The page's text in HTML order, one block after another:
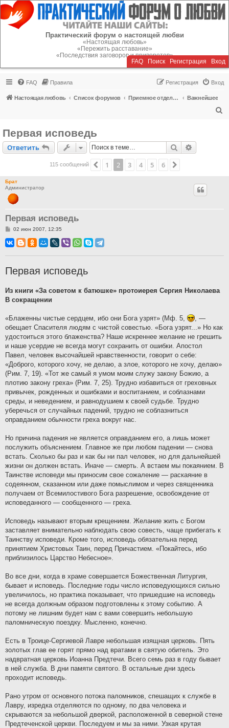
Регистрация
Практический форум о настоящей любви
«Настоящая любовь»
«Пережить расставание»
«Последствия заговоров и приворотов»
FAQ Поиск Регистрация Вход
FAQ Правила Вход
Регистрация
Настоящая любовь Список форумов Приемное отделение
Важнейшее
Первая исповедь
Ответить
Ответить Поиск
115 сообщений Пред.
1 2 3 4 5 6
Брат
Администратор
Первая исповедь
С
о
б
и
02 июн 2007, 12:35
Первая исповедь
Из книги «За советом к батюшке» протоиерея Сергия Николаева
В сокращении
«Блаженны чистые сердцем, ибо они Бога узрят» (Мф. 5,
, —
обещает Спасителя людям с чистой совестью. «Бога узрят...» Но как
удостоиться этого блаженства? Наше искреннее желание не грешить
и наше усердие не всегда могут сохранить от ошибки. Апостол
Павел, человек высочайшей нравственности, говорит о себе:
«Доброго, которого хочу, не делаю, а злое, которого не хочу, делаю»
(Рим. 7, 19). «Тот же самый я умом моим служу закону Божию, а
плотию закону греха» (Рим. 7, 25). Трудно избавиться от греховных
привычек, рожденных и ошибками и воспитанием, и соблазнами
среды, и неведением, и равнодушием к своей судьбе. Трудно
уберечься от случайных падений, трудно не соблазниться
оправданием обычности греха вокруг нас.
Но причина падения не является оправданием его, а лишь может
послужить объяснением. Главное же при любом падении — снова
встать. Сколько бы раз и как бы ни пал человек, но для дальнейшей
жизни он должен встать. Иначе — смерть. А встаем мы покаянием. В
Таинстве исповеди мы приносим свое сожаление — раскаяние в
содеянном, сказанном или даже помыслимом и через священника
получаем от Всемилостивого Бога разрешение, освобождение от
исповеданного — сообщенного — греха.
Исповедь называют вторым крещением. Желание жить с Богом
заставляет внимательно наблюдать свою совесть, чаще прибегать к
Таинству исповеди. Кроме того, исповедь обязательна перед
принятием Христовых Таин, перед Причастием. «Покайтесь, ибо
приблизилось Царство Небесное».
Во все дни, когда в храме совершается Божественная Литургия,
бывает и исповедь. Последние годы число исповедующихся сильно
увеличилось, но практика показывает, что пришедшие на исповедь
не всегда должным образом подготовлены к этому событию. А
потому не лишним будет нам с вами совершить небольшую
паломническую поездку. Мысленно, конечно.
Есть в Троице-Сергиевой Лавре небольшая изящная церковь. Пять
золотых глав ее горят прямо над вратами в святую обитель. Это
надвратная церковь Иоанна Предтечи. Всего семь раз в году бывает
в ней служба. В дни памяти святого. В остальные дни здесь
проходит исповедь.
Рано утром от основного потока паломников, спешащих к службе в
Лавру, изредка отделяются по одному, по два человека и
скрываются за небольшой дверкой, расположенной в северной стене
Предтеченской церкви. Последуем и мы за ними. Узкая крутая